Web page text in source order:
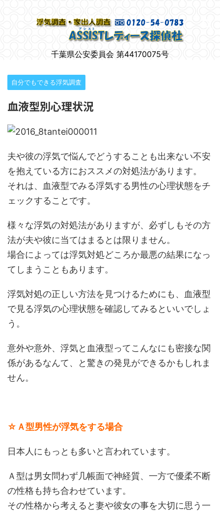
千葉県公安委員会 第44170075号
自分でもできる浮気調査
血液型別心理状況
夫や彼の浮気で悩んでどうすることも出来ない不安
を抱えている方におススメの対処法があります。
それは、血液型でみる浮気する男性の心理状態をチ
ェックすることです。
様々な浮気の対処法がありますが、必ずしもその方
法が夫や彼に当てはまるとは限りません。
場合によっては浮気対処どころか最悪の結果になっ
てしまうこともあります。
浮気対処の正しい方法を見つけるためにも、血液型
で見る浮気の心理状態を確認してみるといいでしょ
う。
意外や意外、浮気と血液型ってこんなにも密接な関
係があるなんて、と驚きの発見ができるかもしれま
せん。
☆Ａ型男性が浮気をする場合
日本人にもっとも多いと言われています。
Ａ型は男女問わず几帳面で神経質、一方で優柔不断
の性格も持ち合わせています。
その性格から考えると妻や彼女の事を大切に思う一